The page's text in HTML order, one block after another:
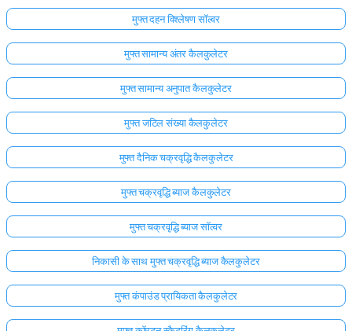
मुफ्त दहन विश्लेषण सॉल्वर
मुफ्त सामान्य अंतर कैलकुलेटर
मुफ्त सामान्य अनुपात कैलकुलेटर
मुफ्त जटिल संख्या कैलकुलेटर
मुफ्त दैनिक चक्रवृद्धि कैलकुलेटर
मुफ्त चक्रवृद्धि ब्याज कैलकुलेटर
मुफ्त चक्रवृद्धि ब्याज सॉल्वर
निकासी के साथ मुफ्त चक्रवृद्धि ब्याज कैलकुलेटर
मुफ्त कंपाउंड प्रायिकता कैलकुलेटर